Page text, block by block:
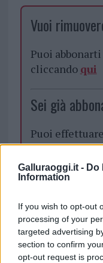
Galluraoggi.it - Do
Information
If you wish to opt-out
processing of your
targeted advertising
section to confirm
opt-out request is
Vuoi
Puoi abbonarti
cliccando qui
Sei già
Puoi
sezioneLogin
cliccando qui
TEMI:
Campianatu
Tenute Campianatu
Vernaccia Di